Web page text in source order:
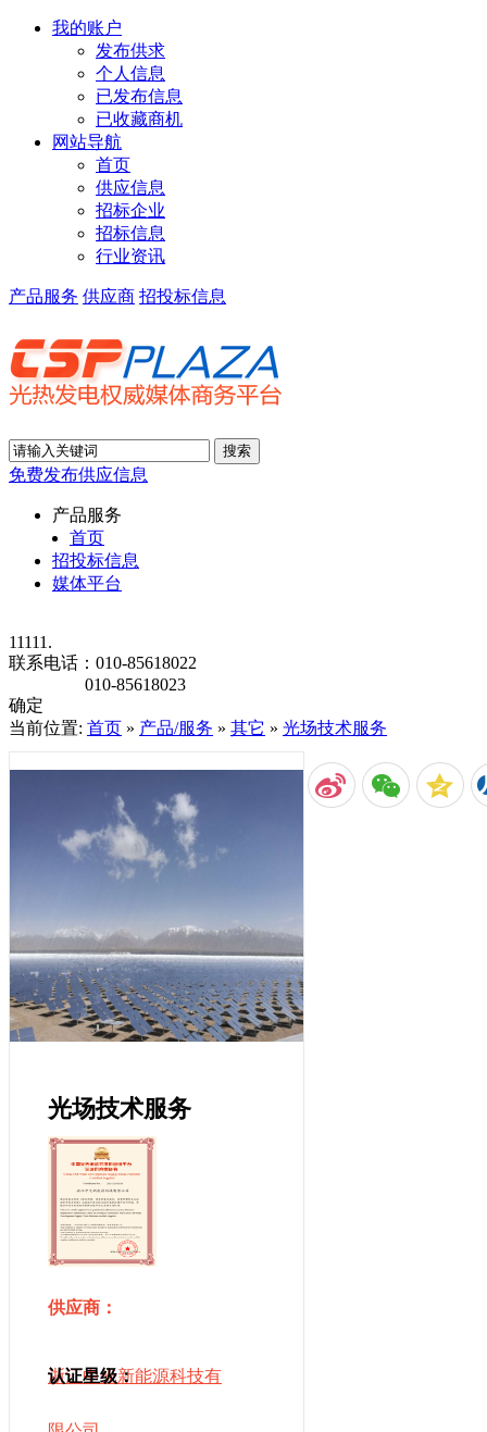
我的账户
发布供求
个人信息
已发布信息
已收藏商机
网站导航
首页
供应信息
招标企业
招标信息
行业资讯
产品服务 供应商 招投标信息
免费发布供应信息
产品服务
首页
招投标信息
媒体平台
11111.
联系电话： 010-85618022
010-85618023
确定
当前位置: 首页 » 产品/服务 » 其它 » 光场技术服务
光场技术服务
供应商：
浙江中光新能源科技有
认证星级：